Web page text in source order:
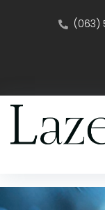
(063)